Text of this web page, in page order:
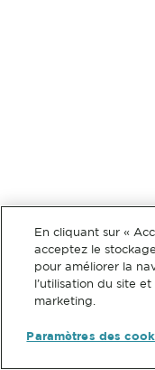
En cliquant sur «
acceptez le
pour améliorer la
l’utilisation du site
marketing.
Paramètres des